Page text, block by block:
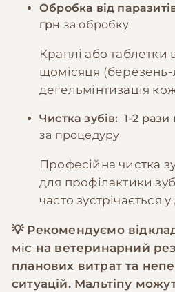
Обробка від
грн за обробку
Краплі або таблетки
щомісяця (березень-
дегельмінтизація
Чистка зубів: 1-2 рази
за процедуру
Професійна чистка
для профілактики
часто зустрічається
💡 Рекомендуємо
міс на ветеринарний
планових витрат та
ситуацій. Мальтіпу